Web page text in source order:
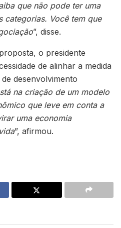
que não pode ter uma
categorias. Você tem que
”, disse.
o presidente
de alinhar a medida
desenvolvimento
na criação de um modelo
que leve em conta a
uma economia
”, afirmou.